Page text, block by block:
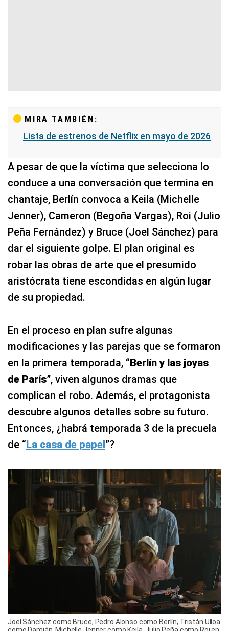
MIRA TAMBIÉN:
Lista de estrenos de Netflix en mayo de 2026
A pesar de que la víctima que selecciona lo
conduce a una conversación que termina en
chantaje, Berlín convoca a Keila (Michelle
Jenner), Cameron (Begoña Vargas), Roi (Julio
Peña Fernández) y Bruce (Joel Sánchez) para
dar el siguiente golpe. El plan original es
robar las obras de arte que el presumido
aristócrata tiene escondidas en algún lugar
de su propiedad.
En el proceso en plan sufre algunas
modificaciones y las parejas que se formaron
en la primera temporada, “Berlín y las joyas
de París”, viven algunos dramas que
complican el robo. Además, el protagonista
descubre algunos detalles sobre su futuro.
Entonces, ¿habrá temporada 3 de la precuela
de “La casa de papel”?
Joel Sánchez como Bruce, Pedro Alonso como Berlín, Tristán Ulloa